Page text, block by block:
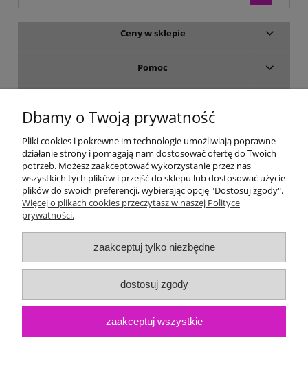
Ceny w sklepie
Pomoc
Moje konto
Gwarancja i zwroty
O firmie
Dbamy o Twoją prywatność
Pliki cookies i pokrewne im technologie umożliwiają poprawne
działanie strony i pomagają nam dostosować ofertę do Twoich
potrzeb. Możesz zaakceptować wykorzystanie przez nas
wszystkich tych plików i przejść do sklepu lub dostosować użycie
plików do swoich preferencji, wybierając opcję "Dostosuj zgody".
Więcej o plikach cookies przeczytasz w naszej Polityce
prywatności.
zaakceptuj tylko niezbędne
dostosuj zgody
zaakceptuj wszystkie